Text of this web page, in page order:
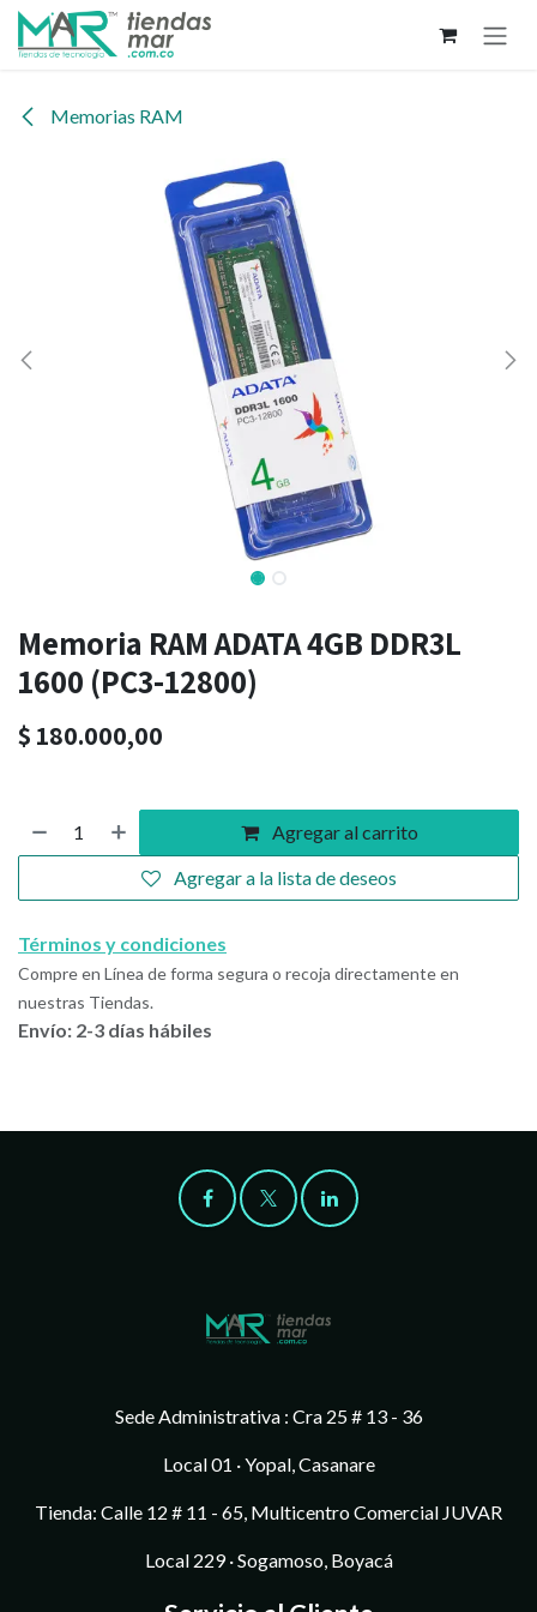
Ir al contenido
Memorias RAM
Memoria RAM ADATA 4GB DDR3L
1600 (PC3-12800)
$ 180.000,00
Agregar al carrito
Agregar a la lista de deseos
Términos y condiciones
Compre en Línea de forma segura o recoja directamente en
nuestras Tiendas.
Envío: 2-3 días hábiles
Sede Administrativa : Cra 25 # 13 - 36
Local 01 · Yopal, Casanare
Tienda: Calle 12 # 11 - 65, Multicentro Comercial JUVAR
Local 229 · Sogamoso, Boyacá